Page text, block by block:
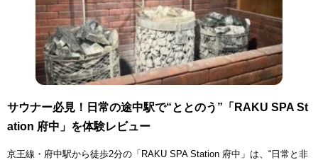
サウナー必見！日常の途中駅で“ととのう”「RAKU SPA St
ation 府中」を体験レビュー
京王線・府中駅から徒歩2分の「RAKU SPA Station 府中」は、“日常と非